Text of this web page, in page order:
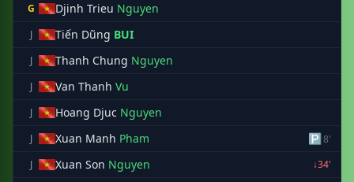
G Djinh Trieu Nguyen
J Tiến Dũng BUI
J Thanh Chung Nguyen
J Van Thanh Vu
J Hoang Djuc Nguyen
J Xuan Manh Pham 🅿8'
J
Xuan Son Nguyen
↓34'